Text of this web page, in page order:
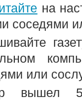
на
соседями
или
вышел 5-